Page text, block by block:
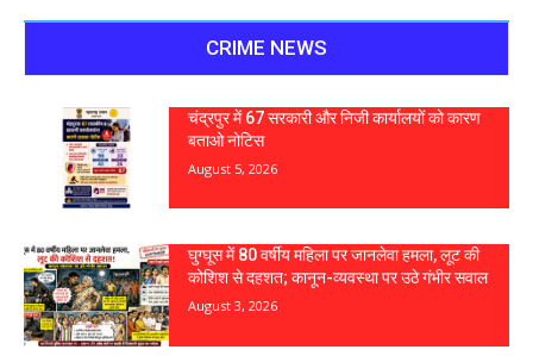
CRIME NEWS
चंद्रपुर में 67 सरकारी और निजी कार्यालयों को कारण
बताओ नोटिस
August 5, 2026
घुग्घूस में 80 वर्षीय महिला पर जानलेवा हमला, लूट की
कोशिश से दहशत; कानून-व्यवस्था पर उठे गंभीर सवाल
August 3, 2026